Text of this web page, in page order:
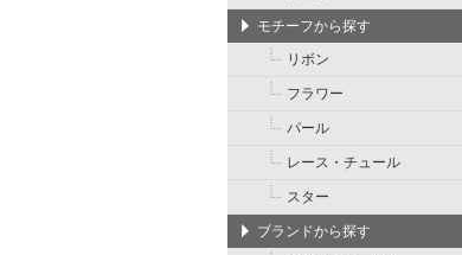
モチーフから探す
リボン
フラワー
パール
レース・チュール
スター
ブランドから探す